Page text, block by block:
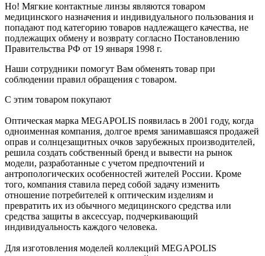
Но! Мягкие контактные линзы являются товаром
медицинского назначения и индивидуального пользования и
попадают под категорию товаров надлежащего качества, не
подлежащих обмену и возврату согласно Постановлению
Правительства РФ от 19 января 1998 г.
Наши сотрудники помогут Вам обменять товар при
соблюдении правил обращения с товаром.
С этим товаром покупают
Оптическая марка MEGAPOLIS появилась в 2001 году, когда
одноименная компания, долгое время занимавшаяся продажей
оправ и солнцезащитных очков зарубежных производителей,
решила создать собственный бренд и вывести на рынок
модели, разработанные с учетом предпочтений и
антропологических особенностей жителей России. Кроме
того, компания ставила перед собой задачу изменить
отношение потребителей к оптическим изделиям и
превратить их из обычного медицинского средства или
средства защиты в аксессуар, подчеркивающий
индивидуальность каждого человека.
Для изготовления моделей коллекций MEGAPOLIS